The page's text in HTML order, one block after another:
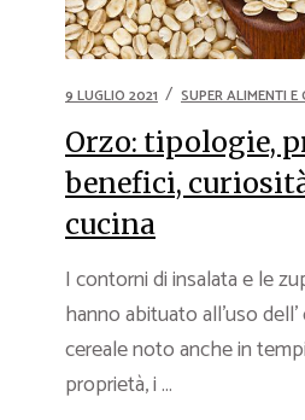
9 LUGLIO 2021 SUPER ALIMENTI E
Orzo: tipologie,
benefici,
cucina
I contorni di insalata e le
hanno abituato all’uso
cereale noto anche in
proprietà, i ...